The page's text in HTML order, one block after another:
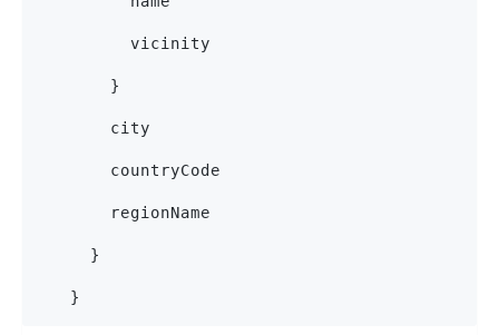
         vicinity
       }
       city
       countryCode
       regionName
     }
   }